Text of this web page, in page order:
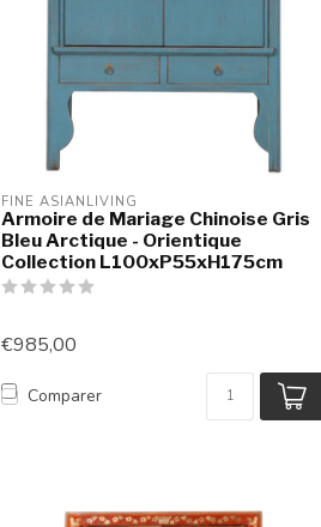
FINE ASIANLIVING
Armoire de Mariage Chinoise Gris
Bleu Arctique - Orientique
Collection L100xP55xH175cm
€985,00
Comparer